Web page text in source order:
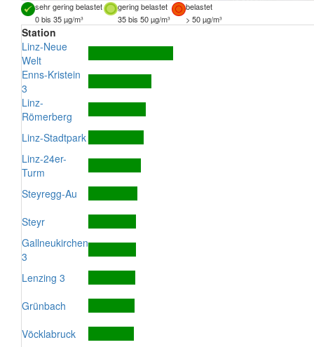
sehr gering belastet gering belastet
belastet
0 bis 35 µg/m³
35 bis 50 µg/m³ > 50 µg/m³
Station
Linz-Neue
Welt
Enns-Kristein
3
Linz-
Römerberg
Linz-Stadtpark
Linz-24er-
Turm
Steyregg-Au
Steyr
Gallneukirchen
3
Lenzing 3
Grünbach
Vöcklabruck